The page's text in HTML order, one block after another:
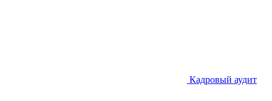
Кадровый аудит